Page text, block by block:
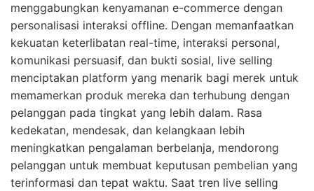
menggabungkan kenyamanan e-commerce dengan
personalisasi interaksi offline. Dengan memanfaatkan
kekuatan keterlibatan real-time, interaksi personal,
komunikasi persuasif, dan bukti sosial, live selling
menciptakan platform yang menarik bagi merek untuk
memamerkan produk mereka dan terhubung dengan
pelanggan pada tingkat yang lebih dalam. Rasa
kedekatan, mendesak, dan kelangkaan lebih
meningkatkan pengalaman berbelanja, mendorong
pelanggan untuk membuat keputusan pembelian yang
terinformasi dan tepat waktu. Saat tren live selling